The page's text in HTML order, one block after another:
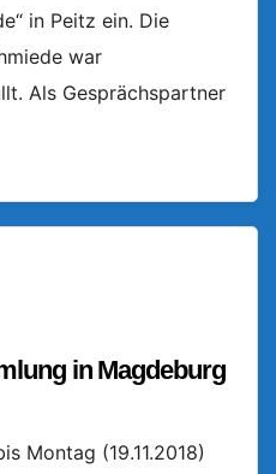
in Peitz ein. Die
war
Als Gesprächspartner
in Magdeburg
Montag (19.11.2018)